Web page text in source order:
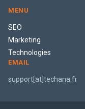
MENU
SEO
Marketing
Technologies
EMAIL
support[at]techana.fr